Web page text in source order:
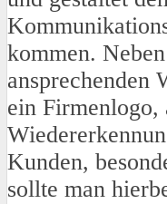
kommen.
ansprechenden
ein Firmenlogo,
Kunden,
sollte man